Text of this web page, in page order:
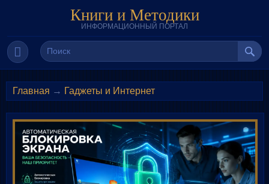
Книги и Методики
ИНФОРМАЦИОННЫЙ ПОРТАЛ
Главная → Гаджеты и Интернет